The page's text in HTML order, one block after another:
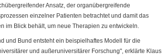
Ansatz, der organübergreifende
einzelner Patienten betrachtet und damit das
im Blick behält, um neue Therapien zu entwickeln.
und Bund entsteht ein beispielhaftes Modell für die
und außeruniversitärer Forschung", erklärte Klaus